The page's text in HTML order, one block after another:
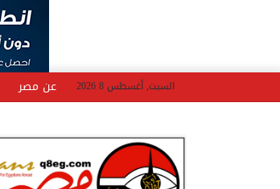
السبت, أغسطس 8 2026 عن مصر